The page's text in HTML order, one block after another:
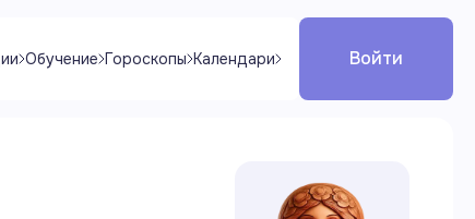
Обучение Гороскопы Календари Войти